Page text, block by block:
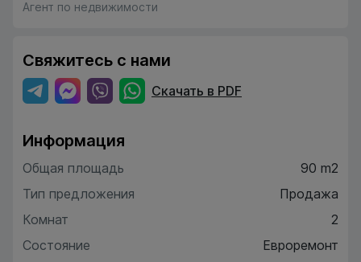
Агент по недвижимости
Свяжитесь с нами
Скачать в PDF
Информация
Общая площадь
90 m2
Тип предложения
Продажа
Комнат
2
Состояние
Евроремонт